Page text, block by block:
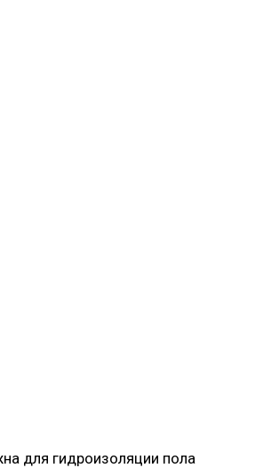
для гидроизоляции пола